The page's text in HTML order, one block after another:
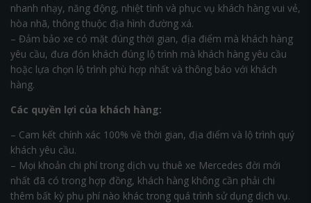
nhanh nhạy, năng động, nhiệt tình và phục vụ khách hàng vui vẻ,
hòa nhã, thông thuộc địa hình đường xá.
– Đảm bảo xe có mặt đúng thời gian, địa điểm mà khách hàng
yêu cầu, đưa đón khách đúng lộ trình mà khách hàng yêu cầu
hoặc lựa chọn lộ trình phù hợp nhất và thông báo với khách
hàng.
Các quyền lợi của khách hàng:
– Cam kết chính xác 100% về thời gian, địa điểm và lộ trình quý
khách yêu cầu.
– Mọi khoản chi phí trong dịch vụ thuê xe Mercedes đời mới
nhất đã có trong hợp đồng, khách hàng không cần phải chi
thêm bất kỳ phụ phí nào khác trong quá trình sử dụng dịch vụ.